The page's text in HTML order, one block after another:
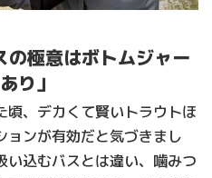
の極意はボトムジャー
り」
頃、デカくて賢いトラウトほ
ョンが有効だと気づきまし
い込むバスとは違い、噛みつ